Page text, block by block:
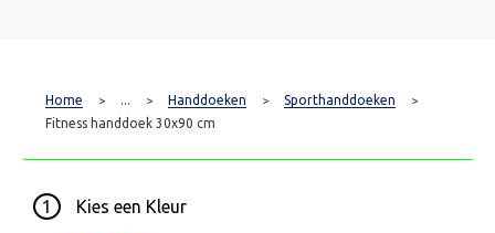
Home > ... > Handdoeken > Sporthanddoeken >
Fitness handdoek 30x90 cm
1 Kies een Kleur